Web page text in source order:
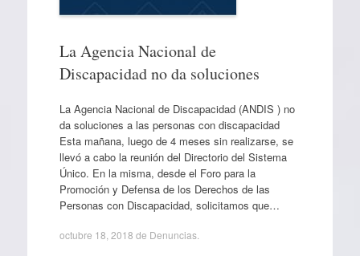
La Agencia Nacional de
Discapacidad no da soluciones
La Agencia Nacional de Discapacidad (ANDIS ) no
da soluciones a las personas con discapacidad
Esta mañana, luego de 4 meses sin realizarse, se
llevó a cabo la reunión del Directorio del Sistema
Único. En la misma, desde el Foro para la
Promoción y Defensa de los Derechos de las
Personas con Discapacidad, solicitamos que…
octubre 18, 2018 de Denuncias.